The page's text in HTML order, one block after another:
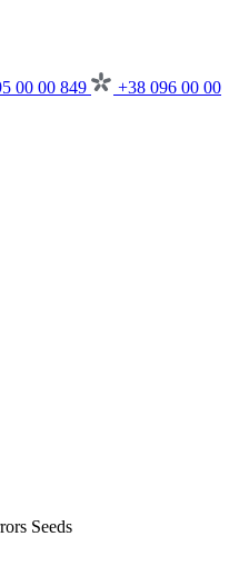
00 00 849
+38 096 00 00
Seeds